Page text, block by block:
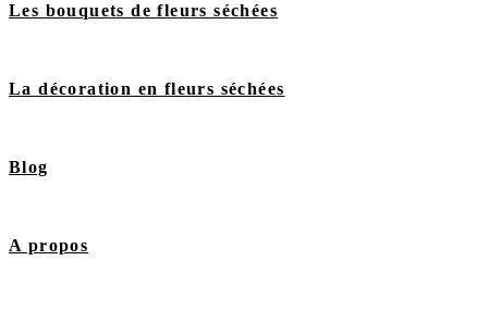
Les bouquets de fleurs séchées
La décoration en fleurs séchées
Blog
A propos